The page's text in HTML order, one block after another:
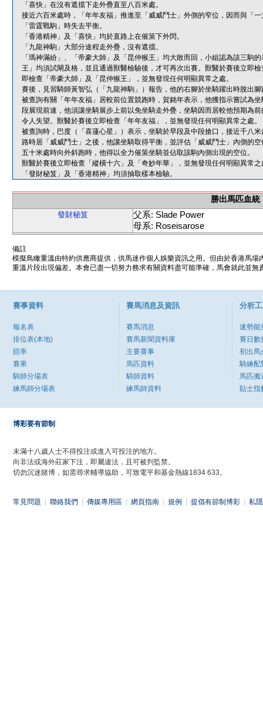
「喜快」在沒有遮擋下走外疊直至八百米處。
接近六百米處時，「年年友福」推進至「威威鬥士」外側的窄位，因而與「
「雷霆戰駒」時失去平衡。
「香港精神」及「喜快」均於直路上在催策下外閃。
「九龍神駒」大部分途程走外疊，沒有遮擋。
「瑪神滿紛」、「帝豪大師」及「昆仲猴王」均大敗而回，小組認為該三駒
王」均須試閘及格，並且通過獸醫檢驗後，才可再次出賽。獸醫於賽後立即
即檢查「帝豪大師」及「昆仲猴王」，並無發現任何明顯異常之處。
賽後，見習騎師黃智弘（「九龍神駒」）報告，他的右腳於坐騎躍出時脫出
被查詢有關「年年友福」居較前位置競跑時，賀銘年表示，他獲指示嘗試為
段展現前速，他須讓坐騎展步上前以免坐騎走外疊，坐騎因而居較他預期為
令人失望。獸醫於賽後立即檢查「年年友福」，並無發現任何明顯異常之處。
被查詢時，巴度（「喜蓮心星」）表示，坐騎於早段及中段搶口，接近千八
路時居「威威鬥士」之後，他讓坐騎取得平衡，並評估「威威鬥士」內側的
五十米處時向外斜跑時，他得以全力催策坐騎並佔取該駒內側出現的空位。
獸醫於賽後立即檢查「縱橫十六」及「奇妙年華」，並無發現任何明顯異常之
「發財秘笈」及「香港精神」均須抽取樣本檢驗。
勝出馬匹血統
發財秘笈
父系: Slade Power
母系: Roseisarose
備註
模擬鳥瞰重溫由特約供應商提供，供馬迷作個人娛樂資訊之用。但由於香港馬
重溫片段出現偏差。本會已盡一切努力務求有關資料盡可能準確，馬會就此並
賽事資料
報名表
排位表(本地)
賠率
賽果
騎師分場表
練馬師分場表
賽馬消息及資訊
賽馬消息
賽馬新聞資料庫
主要賽事
馬匹資料
騎師資料
練馬師資料
分析
速勢能
賽日數
初出馬
騎練配
馬匹搬
貼士指
博彩要有節制
未滿十八歲人士不得投注或進入可投注的地方。
向非法或海外莊家下注，即屬違法，且可被判監禁。
切勿沉迷賭博，如需尋求輔導協助，可致電平和基金熱線1834 633。
常見問題 聯絡我們 傳媒專用區 網頁指南 規例 提倡有節制博彩 私